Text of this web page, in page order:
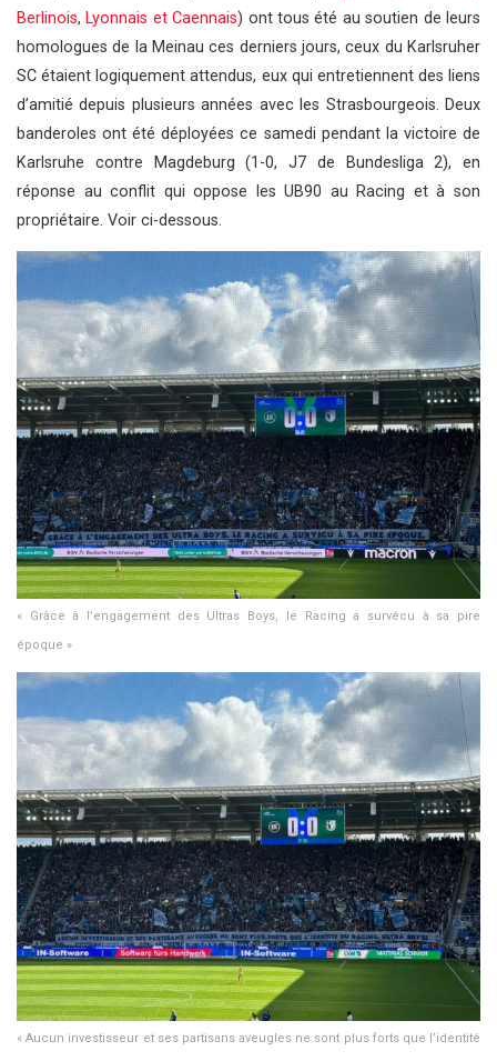
Berlinois, Lyonnais et Caennais) ont tous été au soutien de leurs
homologues de la Meinau ces derniers jours, ceux du Karlsruher
SC étaient logiquement attendus, eux qui entretiennent des liens
d’amitié depuis plusieurs années avec les Strasbourgeois. Deux
banderoles ont été déployées ce samedi pendant la victoire de
Karlsruhe contre Magdeburg (1-0, J7 de Bundesliga 2), en
réponse au conflit qui oppose les UB90 au Racing et à son
propriétaire. Voir ci-dessous.
« Grâce à l’engagement des Ultras Boys, le Racing a survécu à sa pire
époque »
« Aucun investisseur et ses partisans aveugles ne sont plus forts que l’identité